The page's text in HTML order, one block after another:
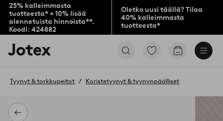
25% kalleimmasta
tuotteesta* + 10% lisää
alennetuista hinnoista**.
Koodi: 424882
Oletko uusi täällä? Tilaa
40% kalleimmasta
tuotteesta*
Jotex-
logo
aloitussivulle
Siirry
Siirry
Takaisin
Tyynyt & torkkupeitot Koristetyynyt & tyynynpäälliset